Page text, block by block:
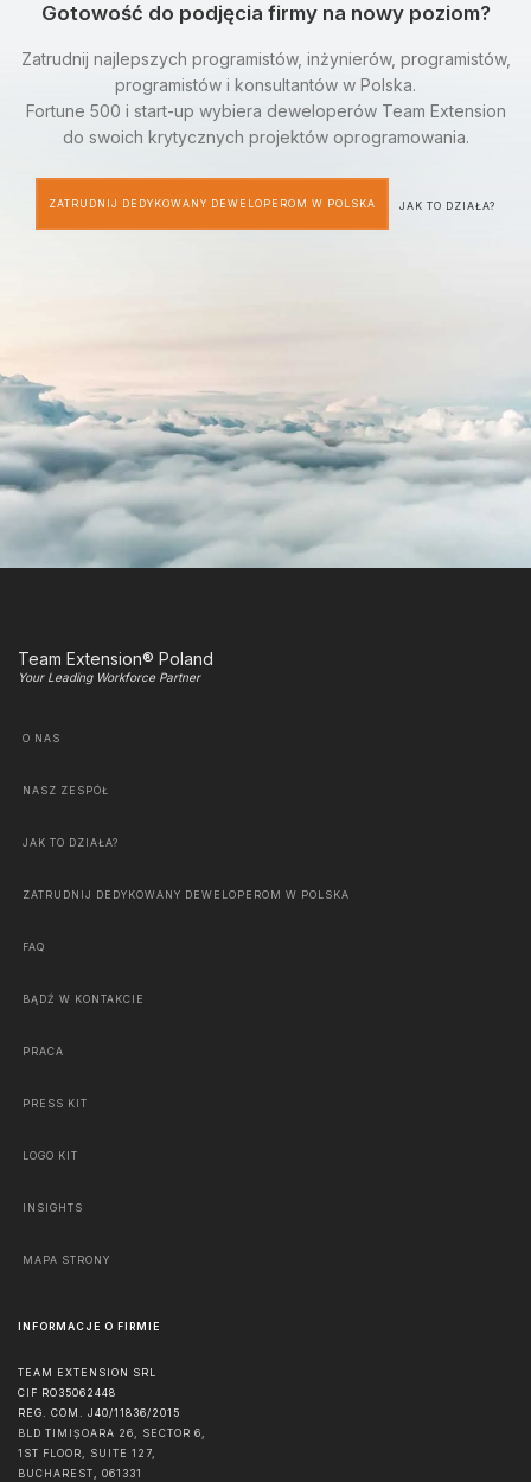
Gotowość do podjęcia firmy na nowy poziom?
Zatrudnij najlepszych programistów, inżynierów, programistów,
programistów i konsultantów w Polska.
Fortune 500 i start-up wybiera deweloperów Team Extension
do swoich krytycznych projektów oprogramowania.
ZATRUDNIJ DEDYKOWANY DEWELOPEROM W POLSKA JAK TO DZIAŁA?
Team Extension® Poland
Your Leading Workforce Partner
O NAS
NASZ ZESPÓŁ
JAK TO DZIAŁA?
ZATRUDNIJ DEDYKOWANY DEWELOPEROM W POLSKA
FAQ
BĄDŹ W KONTAKCIE
PRACA
PRESS KIT
LOGO KIT
INSIGHTS
MAPA STRONY
INFORMACJE O FIRMIE
TEAM EXTENSION SRL
CIF RO35062448
REG. COM. J40/11836/2015
BLD TIMIȘOARA 26, SECTOR 6,
1ST FLOOR, SUITE 127,
BUCHAREST, 061331